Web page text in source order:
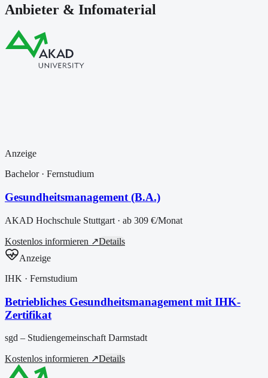
Anbieter & Infomaterial
Anzeige
Bachelor· Fernstudium
Gesundheitsmanagement (B.A.)
AKAD Hochschule Stuttgart · ab 309 €/Monat
Kostenlos informieren ↗Details
Anzeige
IHK · Fernstudium
Betriebliches Gesundheitsmanagement mit IHK-
Zertifikat
sgd – Studiengemeinschaft Darmstadt
Kostenlos informieren ↗Details